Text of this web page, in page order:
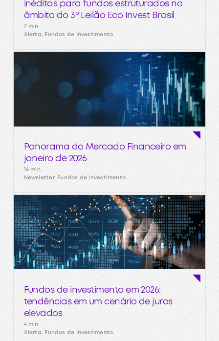
inéditas para fundos estruturados no
âmbito do 3º Leilão Eco Invest Brasil
7 min
Alerta, Fundos de Investimento
Panorama do Mercado Financeiro em
janeiro de 2026
16 min
Newsletter, Fundos de Investimento
Fundos de investimento em 2026:
tendências em um cenário de juros
elevados
4 min
Alerta, Fundos de Investimento